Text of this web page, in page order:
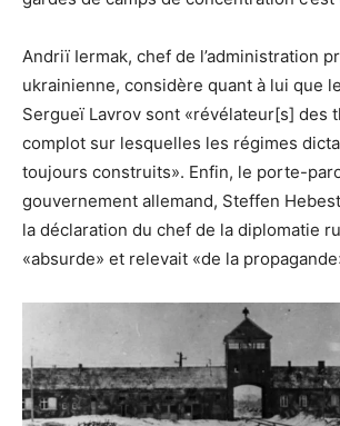
Andriï Iermak, chef de l’administration
ukrainienne, considère quant à lui que
Sergueï Lavrov sont «révélateur[s] des
complot sur lesquelles les régimes
toujours construits». Enfin, le porte-
gouvernement allemand, Steffen
la déclaration du chef de la diplomatie
«absurde» et relevait «de la